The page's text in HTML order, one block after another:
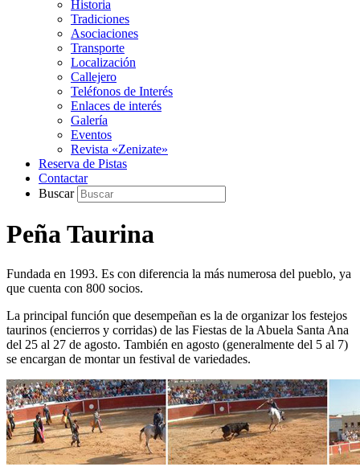
Historia
Tradiciones
Asociaciones
Transporte
Localización
Callejero
Teléfonos de Interés
Enlaces de interés
Galería
Eventos
Revista «Zenizate»
Reserva de Pistas
Contactar
Buscar
Peña Taurina
Fundada en 1993. Es con diferencia la más numerosa del pueblo, ya
que cuenta con 800 socios.
La principal función que desempeñan es la de organizar los festejos
taurinos (encierros y corridas) de las Fiestas de la Abuela Santa Ana
del 25 al 27 de agosto. También en agosto (generalmente del 5 al 7)
se encargan de montar un festival de variedades.